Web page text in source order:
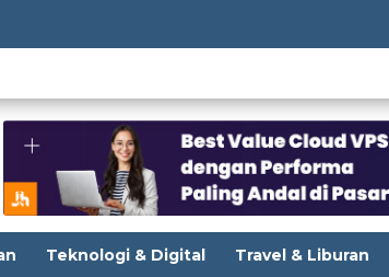
Teknologi & Digital Travel & Liburan